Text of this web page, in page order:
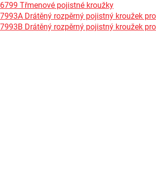
Třmenové pojistné kroužky
Drátěný rozpěrný pojistný kroužek
Drátěný rozpěrný pojistný kroužek